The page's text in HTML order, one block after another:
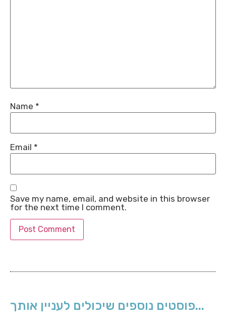
Name *
Email *
Save my name, email, and website in this browser
for the next time I comment.
פוסטים נוספים שיכולים לעניין אותך...